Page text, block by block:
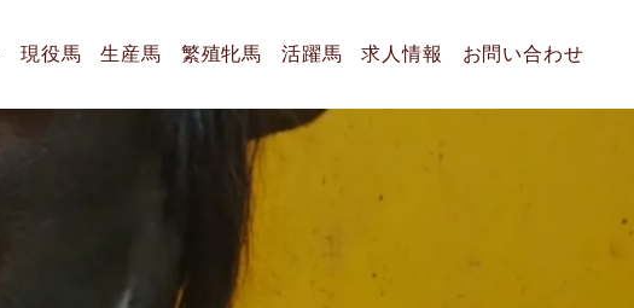
現役馬 生産馬 繁殖牝馬 活躍馬 求人情報 お問い合わせ